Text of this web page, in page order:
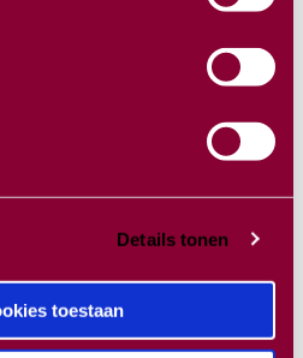
Details tonen
toestaan
een vraag